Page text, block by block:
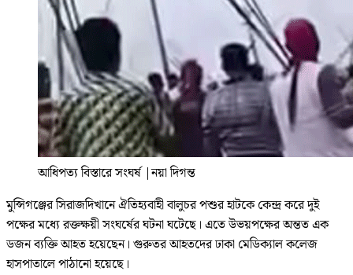
আধিপত্য বিস্তারে সংঘর্ষ |নয়া দিগন্ত
মুন্সিগঞ্জের সিরাজদিখানে ঐতিহ্যবাহী বালুচর পশুর হাটকে কেন্দ্র করে দুই
পক্ষের মধ্যে রক্তক্ষয়ী সংঘর্ষের ঘটনা ঘটেছে। এতে উভয়পক্ষের অন্তত এক
ডজন ব্যক্তি আহত হয়েছেন। গুরুতর আহতদের ঢাকা মেডিক্যাল কলেজ
হাসপাতালে পাঠানো হয়েছে।